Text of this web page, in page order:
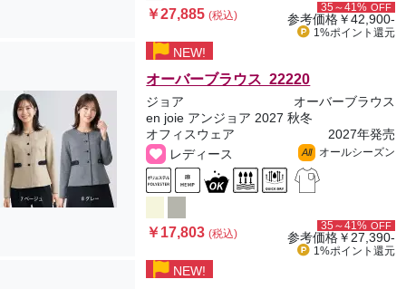
￥27,885(税込)
35～41% OFF
参考価格￥42,900-
1%ポイント 還元
NEW!
オーバーブラウス 22220
ジョア
オーバーブラウス
en joie アンジョア 2027 秋冬
オフィスウェア
2027年発売
レディース
All オールシーズン
￥17,803(税込)
35～41% OFF
参考価格￥27,390-
1%ポイント 還元
NEW!